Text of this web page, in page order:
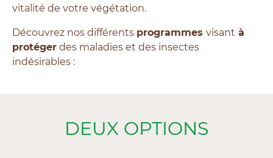
vitalité de votre végétation.
Découvrez nos différents programmes visant à
protéger des maladies et des insectes
indésirables :
DEUX OPTIONS